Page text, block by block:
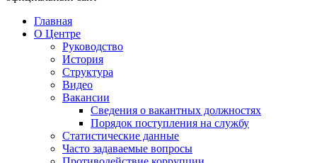
Главная
О Центре
Руководство
История
Структура
Видео
Вакансии
Сведения о вакантных должностях
Порядок поступления на службу
Статистические данные
Часто задаваемые вопросы